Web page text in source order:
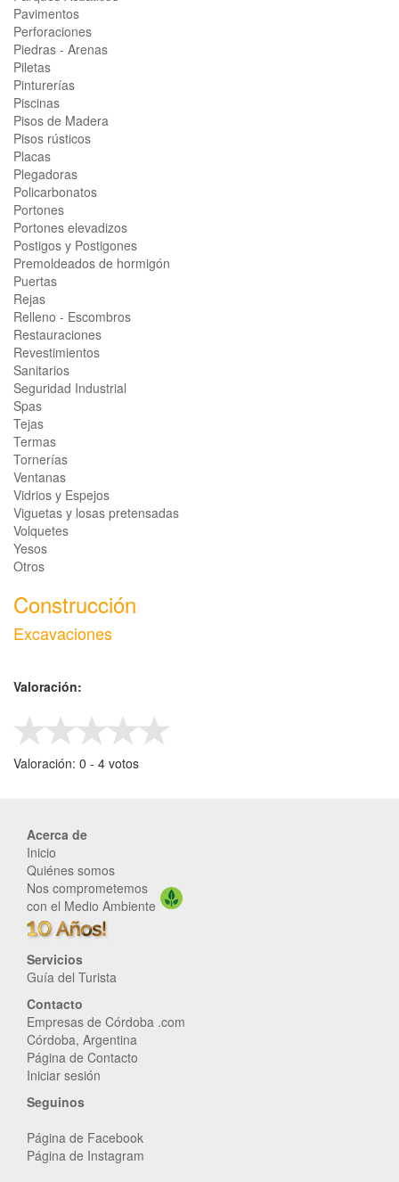
Pavimentos
Perforaciones
Piedras - Arenas
Piletas
Pinturerías
Piscinas
Pisos de Madera
Pisos rústicos
Placas
Plegadoras
Policarbonatos
Portones
Portones elevadizos
Postigos y Postigones
Premoldeados de hormigón
Puertas
Rejas
Relleno - Escombros
Restauraciones
Revestimientos
Sanitarios
Seguridad Industrial
Spas
Tejas
Termas
Tornerías
Ventanas
Vidrios y Espejos
Viguetas y losas pretensadas
Volquetes
Yesos
Otros
Construcción
Excavaciones
Valoración:
Valoración: 0 - ‎ 4 votos
Acerca de
Inicio
Quiénes somos
Nos comprometemos
con el Medio Ambiente
Servicios
Guía del Turista
Contacto
Empresas de Córdoba .com
Córdoba, Argentina
Página de Contacto
Iniciar sesión
Seguinos
Página de Facebook
Página de Instagram